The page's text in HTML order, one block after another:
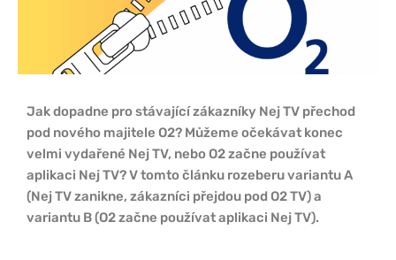
Jak dopadne pro stávající zákazníky Nej TV přechod
pod nového majitele O2? Můžeme očekávat konec
velmi vydařené Nej TV, nebo O2 začne používat
aplikaci Nej TV? V tomto článku rozeberu variantu A
(Nej TV zanikne, zákazníci přejdou pod O2 TV) a
variantu B (O2 začne používat aplikaci Nej TV).